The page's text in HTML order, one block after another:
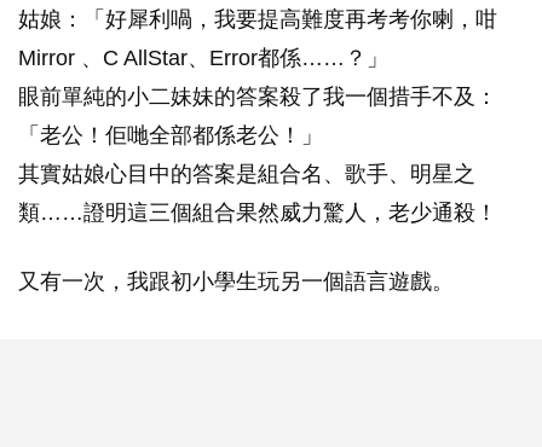
姑娘：「好犀利喎，我要提高難度再考考你喇，咁
Mirror 、C AllStar、Error都係……？」
眼前單純的小二妹妹的答案殺了我一個措手不及：
「老公！佢哋全部都係老公！」
其實姑娘心目中的答案是組合名、歌手、明星之
類……證明這三個組合果然威力驚人，老少通殺！
又有一次，我跟初小學生玩另一個語言遊戲。